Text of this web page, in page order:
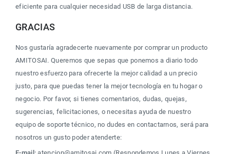
eficiente para cualquier necesidad USB de larga distancia.
GRACIAS
Nos gustaría agradecerte nuevamente por comprar un producto
AMITOSAI. Queremos que sepas que ponemos a diario todo
nuestro esfuerzo para ofrecerte la mejor calidad a un precio
justo, para que puedas tener la mejor tecnología en tu hogar o
negocio. Por favor, si tienes comentarios, dudas, quejas,
sugerencias, felicitaciones, o necesitas ayuda de nuestro
equipo de soporte técnico, no dudes en contactarnos, será para
nosotros un gusto poder atenderte: